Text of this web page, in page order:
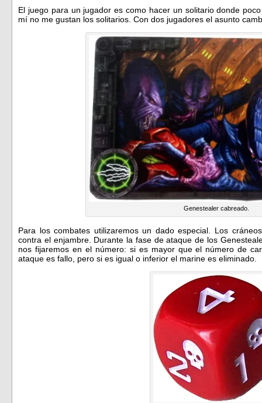
El juego para un jugador es como hacer un solitario donde
mí no me gustan los solitarios. Con dos jugadores el asunto
Genestealer cabreado.
Para los combates utilizaremos un dado especial. Los
contra el enjambre. Durante la fase de ataque de los
nos fijaremos en el número: si es mayor que el número de
ataque es fallo, pero si es igual o inferior el marine es eliminado.